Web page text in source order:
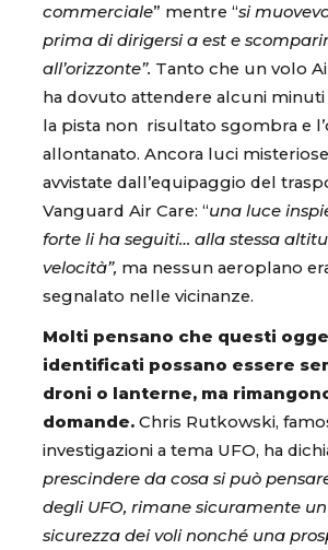
commerciale” mentre “si
prima di dirigersi a est e
all’orizzonte”. Tanto che un volo
ha dovuto attendere alcuni minuti
la pista non risultato sgombra e
allontanato. Ancora luci
avvistate dall’equipaggio del
Vanguard Air Care: “una luce
forte li ha seguiti… alla stessa
velocità”, ma nessun aeroplano
segnalato nelle vicinanze.
Molti pensano che questi
identificati possano essere
droni o lanterne, ma
domande. Chris Rutkowski,
investigazioni a tema UFO, ha
prescindere da cosa si può
degli UFO, rimane sicuramente
sicurezza dei voli nonché una